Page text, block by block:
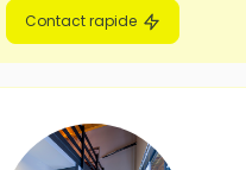
Contact rapide